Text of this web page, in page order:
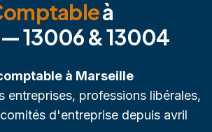
à
— 13006 & 13004
à Marseille
entreprises, professions libérales,
d'entreprise depuis avril